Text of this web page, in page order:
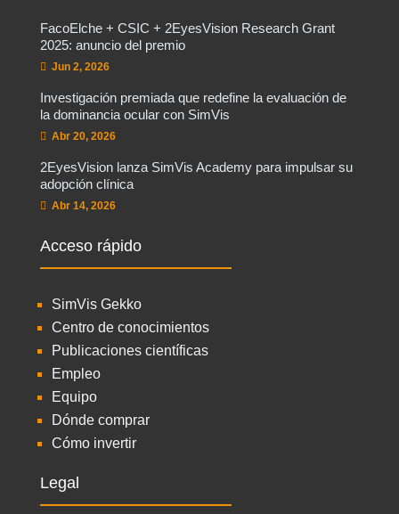
FacoElche + CSIC + 2EyesVision Research Grant
2025: anuncio del premio
Jun 2, 2026
Investigación premiada que redefine la evaluación de
la dominancia ocular con SimVis
Abr 20, 2026
2EyesVision lanza SimVis Academy para impulsar su
adopción clínica
Abr 14, 2026
Acceso rápido
SimVis Gekko
Centro de conocimientos
Publicaciones científicas
Empleo
Equipo
Dónde comprar
Cómo invertir
Legal